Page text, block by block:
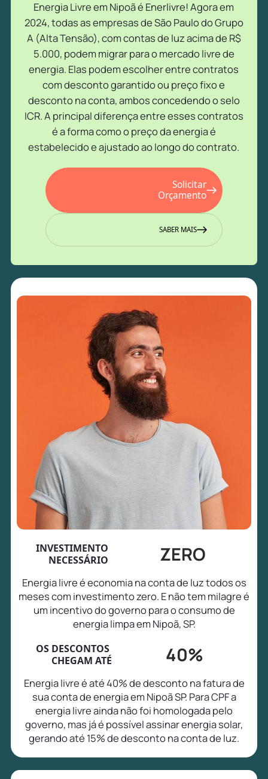
Energia Livre em Nipoã é Enerlivre! Agora em
2024, todas as empresas de São Paulo do Grupo
A (Alta Tensão), com contas de luz acima de R$
5.000, podem migrar para o mercado livre de
energia. Elas podem escolher entre contratos
com desconto garantido ou preço fixo e
desconto na conta, ambos concedendo o selo
ICR. A principal diferença entre esses contratos
é a forma como o preço da energia é
estabelecido e ajustado ao longo do contrato.
Solicitar
Orçamento
SABER MAIS
INVESTIMENTO
NECESSÁRIO
ZERO
Energia livre é economia na conta de luz todos os
meses com investimento zero. E não tem milagre é
um incentivo do governo para o consumo de
energia limpa em Nipoã, SP.
OS DESCONTOS
CHEGAM ATÉ
40%
Energia livre é até 40% de desconto na fatura de
sua conta de energia em Nipoã SP. Para CPF a
energia livre ainda não foi homologada pelo
governo, mas já é possível assinar energia solar,
gerando até 15% de desconto na conta de luz.